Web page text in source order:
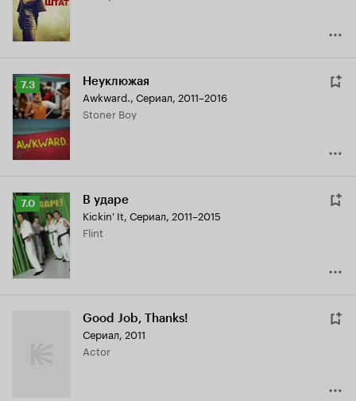
Рейтинг
Кинопоиска
7.3
7.3 Неуклюжая
Awkward., Сериал, 2011–2016
Stoner Boy
Рейтинг
Кинопоиска
7.0
7.0 В ударе
Kickin' It, Сериал, 2011–2015
Flint
Good Job, Thanks!
Сериал, 2011
Actor